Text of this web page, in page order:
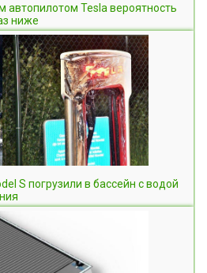
Tesla вероятность
ниже
S погрузили в бассейн с водой